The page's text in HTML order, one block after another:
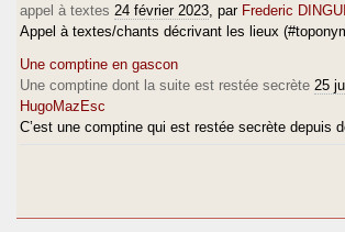
appel à textes 24 février 2023 , par Frederic
Appel à textes/chants décrivant les lieux
Une comptine en gascon
Une comptine dont la suite est restée secrète 25
HugoMazEsc
C’est une comptine qui est restée secrète depuis